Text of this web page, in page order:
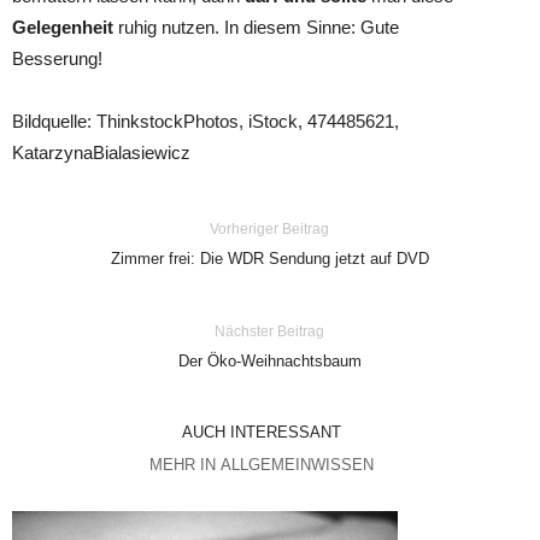
Gelegenheit ruhig nutzen. In diesem Sinne: Gute
Besserung!
Bildquelle: ThinkstockPhotos, iStock, 474485621,
KatarzynaBialasiewicz
Vorheriger Beitrag
Zimmer frei: Die WDR Sendung jetzt auf DVD
Nächster Beitrag
Der Öko-Weihnachtsbaum
AUCH INTERESSANT
MEHR IN ALLGEMEINWISSEN